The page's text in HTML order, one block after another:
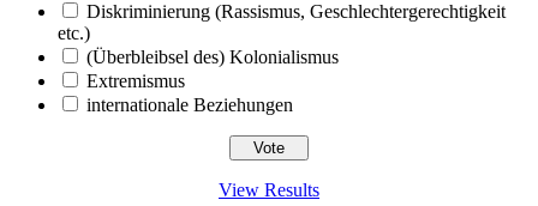
Diskriminierung (Rassismus, Geschlechtergerechtigkeit
etc.)
(Überbleibsel des) Kolonialismus
Extremismus
internationale Beziehungen
View Results